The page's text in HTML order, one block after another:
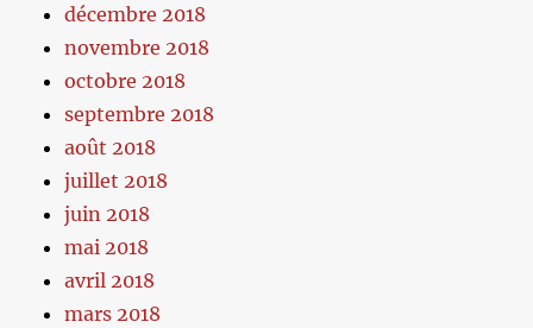
décembre 2018
novembre 2018
octobre 2018
septembre 2018
août 2018
juillet 2018
juin 2018
mai 2018
avril 2018
mars 2018